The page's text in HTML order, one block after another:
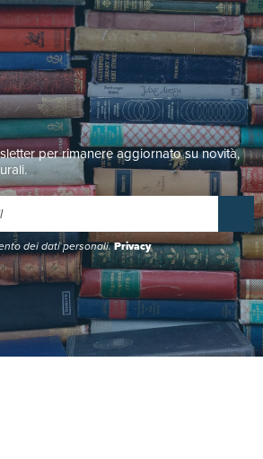
per rimanere aggiornato su novità,
dei dati personali.Privacy